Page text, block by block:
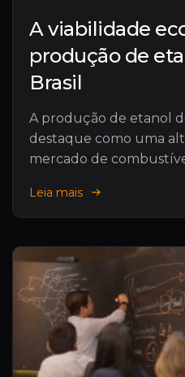
A viabilidade
produção de
Brasil
A produção de etanol
destaque como uma
mercado de
Leia mais